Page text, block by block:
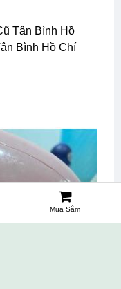
Bình Hồ Chí
Mua Sắm